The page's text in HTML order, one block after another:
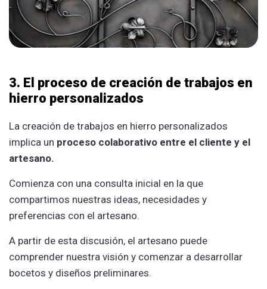
3. El proceso de creación de trabajos en
hierro personalizados
La creación de trabajos en hierro personalizados
implica un proceso colaborativo entre el cliente y el
artesano.
Comienza con una consulta inicial en la que
compartimos nuestras ideas, necesidades y
preferencias con el artesano.
A partir de esta discusión, el artesano puede
comprender nuestra visión y comenzar a desarrollar
bocetos y diseños preliminares.